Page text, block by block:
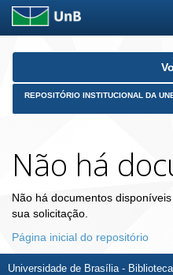
Skip
REPOSITÓRIO INSTITUCIONAL DA
Não há
Não há documentos
sua solicitação.
Página inicial do repositório
Universidade de Brasília -